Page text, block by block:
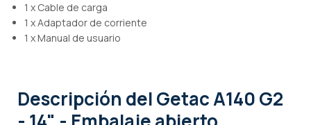
1 x Cable de carga
1 x Adaptador de corriente
1 x Manual de usuario
Descripción del Getac A140 G2